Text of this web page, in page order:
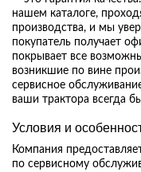
нашем каталоге,
производства, и мы
покупатель получает
покрывает все
возникшие по вине
сервисное
ваши трактора всегда
Условия и
Компания
по сервисному